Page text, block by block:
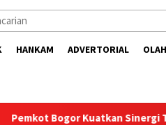
HANKAM ADVERTORIAL
Bogor Kuatkan Sinergi Tekan